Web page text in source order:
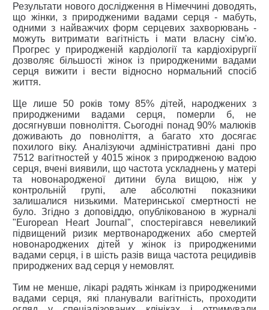
Результати нового дослідження в Німеччині доводять,
що жінки, з природженими вадами серця - мабуть,
одними з найважчих форм серцевих захворювань -
можуть витримати вагітність і мати власну сім'ю.
Прогрес у природженій кардіології та кардіохірургії
дозволяє більшості жінок із природженими вадами
серця вижити і вести відносно нормальний спосіб
життя.
Ще лише 50 років тому 85% дітей, народжених з
природженими вадами серця, померли б, не
досягнувши повноліття. Сьогодні понад 90% малюків
доживають до повноліття, а багато хто досягає
похилого віку. Аналізуючи адміністративні дані про
7512 вагітностей у 4015 жінок з природженою вадою
серця, вчені виявили, що частота ускладнень у матері
та новонародженої дитини була вищою, ніж у
контрольній групі, але абсолютні показники
залишалися низькими. Материнської смертності не
було. Згідно з доповіддю, опублікованою в журналі
"European Heart Journal", спостерігався невеликий
підвищений ризик мертвонароджених або смертей
новонароджених дітей у жінок із природженими
вадами серця, і в шість разів вища частота рецидивів
природжених вад серця у немовлят.
Тим не менше, лікарі радять жінкам із природженими
вадами серця, які планували вагітність, проходити